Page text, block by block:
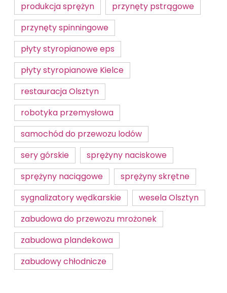
produkcja sprężyn
przynęty pstrągowe
przynęty spinningowe
płyty styropianowe eps
płyty styropianowe Kielce
restauracja Olsztyn
robotyka przemysłowa
samochód do przewozu lodów
sery górskie
sprężyny naciskowe
sprężyny naciągowe
sprężyny skrętne
sygnalizatory wędkarskie
wesela Olsztyn
zabudowa do przewozu mrożonek
zabudowa plandekowa
zabudowy chłodnicze